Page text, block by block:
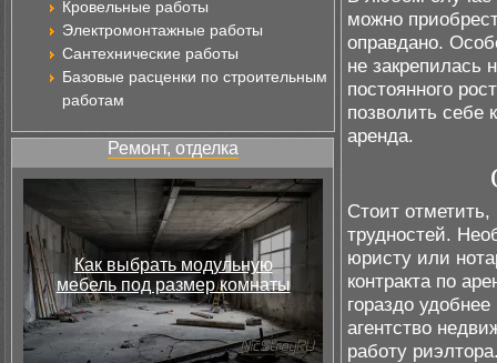
Кровельные работы
Электромонтажные работы
Сантехнические работы
Базовые расценки по строительным
работам
Ремонт, отделка
Как выбрать модульную
мебель под размер комнаты
можно
оправдано.
не закрепилась
постоянного
позволить себе
аренда.
Стоит
трудностей.
юристу или
контракта по
гораздо
агентство
работу